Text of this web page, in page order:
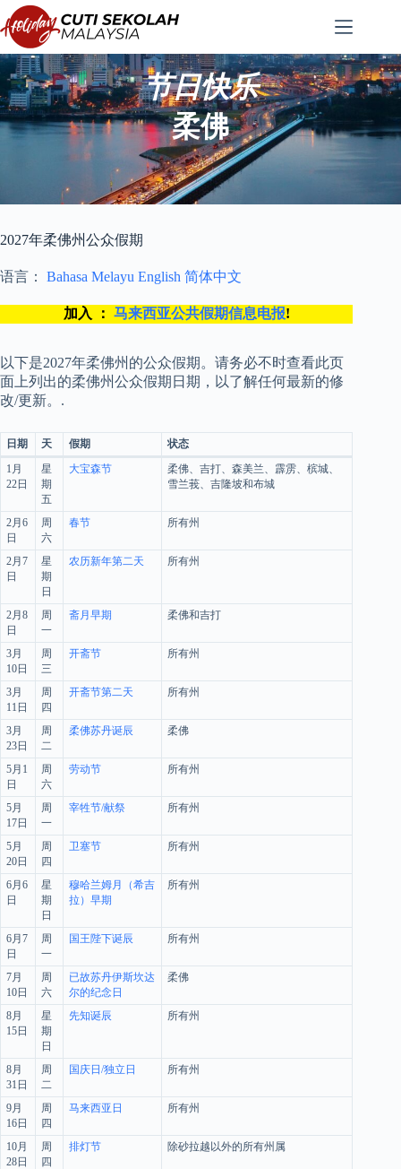
至
内
容
节日快乐
柔佛
2027年柔佛州公众假期
语言： Bahasa Melayu English 简体中文
加入 ： 马来西亚公共假期信息电报!
以下是2027年柔佛州的公众假期。请务必不时查看此页
面上列出的柔佛州公众假期日期，以了解任何最新的修
改/更新。.
日期 天 假期
状态
1月
22日
星
期
五
大宝森节
柔佛、吉打、森美兰、霹雳、槟城、
雪兰莪、吉隆坡和布城
2月6
日
周
六
春节 所有州
2月7
日
星
期
日
农历新年第二天 所有州
2月8
日
周
一
斋月早期 柔佛和吉打
3月
10日
周
三
开斋节 所有州
3月
11日
周
四
开斋节第二天 所有州
3月
23日
周
二
柔佛苏丹诞辰 柔佛
5月1
日
周
六
劳动节 所有州
5月
17日
周
一
宰牲节/献祭 所有州
5月
20日
周
四
卫塞节 所有州
6月6
日
星
期
日
穆哈兰姆月（希吉
拉）早期
所有州
6月7
日
周
一
国王陛下诞辰 所有州
7月
10日
周
六
已故苏丹伊斯坎达
尔的纪念日
柔佛
8月
15日
星
期
日
先知诞辰 所有州
8月
31日
周
二
国庆日/独立日 所有州
9月
16日
周
四
马来西亚日 所有州
10月
28日
周
四
排灯节 除砂拉越以外的所有州属